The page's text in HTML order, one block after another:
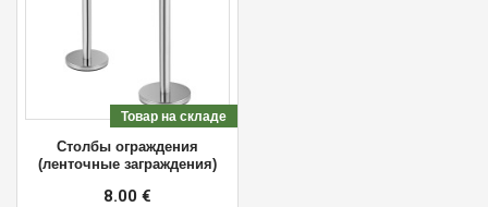
Товар на складе
Столбы ограждения
(ленточные заграждения)
8.00 €